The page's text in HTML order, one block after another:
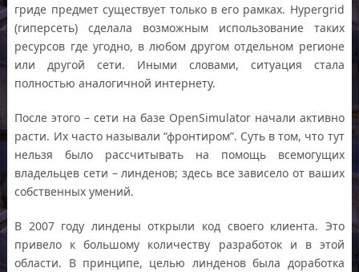
гриде предмет существует только в его рамках. Hypergrid
(гиперсеть) сделала возможным использование таких
ресурсов где угодно, в любом другом отдельном регионе
или другой сети. Иными словами, ситуация стала
полностью аналогичной интернету.
После этого – сети на базе OpenSimulator начали активно
расти. Их часто называли “фронтиром”. Суть в том, что тут
нельзя было рассчитывать на помощь всемогущих
владельцев сети – линденов; здесь все зависело от ваших
собственных умений.
В 2007 году линдены открыли код своего клиента. Это
привело к большому количеству разработок и в этой
области. В принципе, целью линденов была доработка